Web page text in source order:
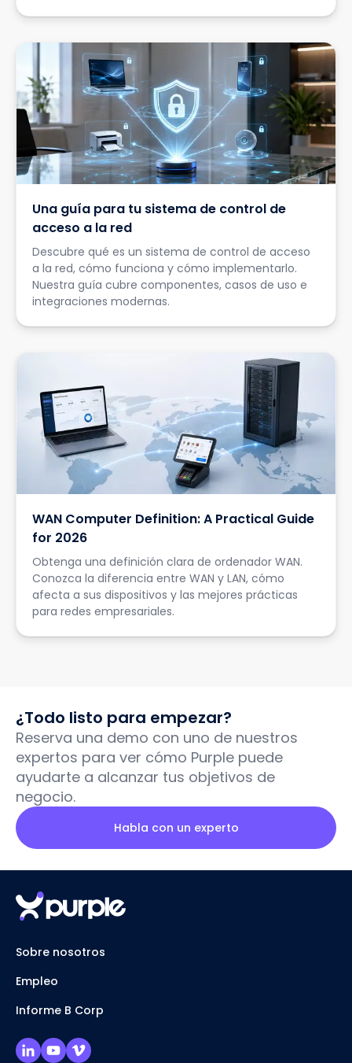
Una guía para tu sistema de control de
acceso a la red
Descubre qué es un sistema de control de acceso
a la red, cómo funciona y cómo implementarlo.
Nuestra guía cubre componentes, casos de uso e
integraciones modernas.
WAN Computer Definition: A Practical Guide
for 2026
Obtenga una definición clara de ordenador WAN.
Conozca la diferencia entre WAN y LAN, cómo
afecta a sus dispositivos y las mejores prácticas
para redes empresariales.
¿Todo listo para empezar?
Reserva una demo con uno de nuestros
expertos para ver cómo Purple puede
ayudarte a alcanzar tus objetivos de
negocio.
Habla con un experto
Sobre nosotros
Empleo
Informe B Corp